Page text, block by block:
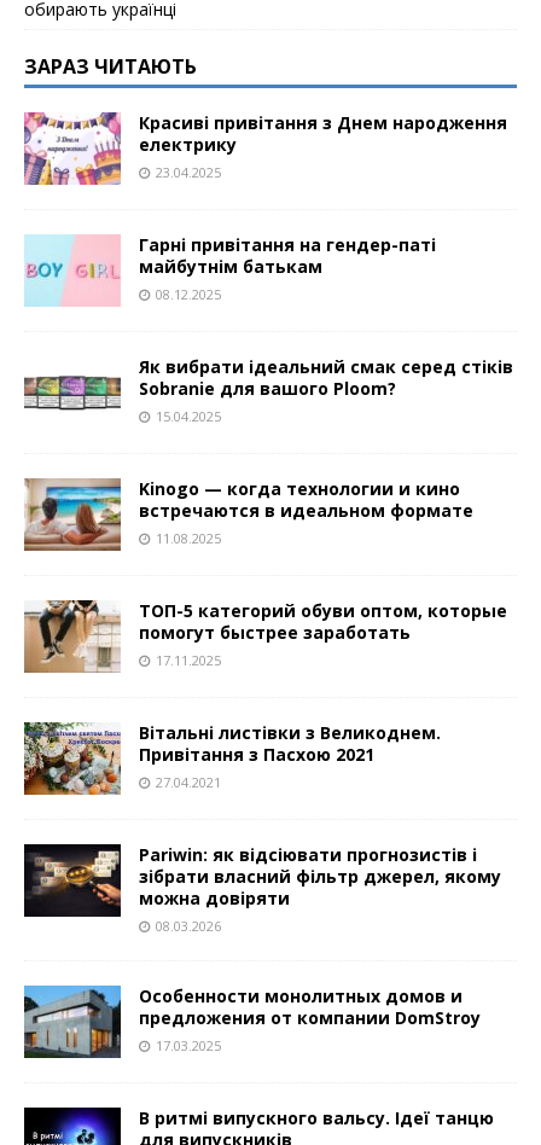
обирають українці
ЗАРАЗ ЧИТАЮТЬ
Красиві привітання з Днем народження
електрику
23.04.2025
Гарні привітання на гендер-паті
майбутнім батькам
08.12.2025
Як вибрати ідеальний смак серед стіків
Sobranie для вашого Ploom?
15.04.2025
Kinogo — когда технологии и кино
встречаются в идеальном формате
11.08.2025
ТОП-5 категорий обуви оптом, которые
помогут быстрее заработать
17.11.2025
Вітальні листівки з Великоднем.
Привітання з Пасхою 2021
27.04.2021
Pariwin: як відсіювати прогнозистів і
зібрати власний фільтр джерел, якому
можна довіряти
08.03.2026
Особенности монолитных домов и
предложения от компании DomStroy
17.03.2025
В ритмі випускного вальсу. Ідеї танцю
для випускників